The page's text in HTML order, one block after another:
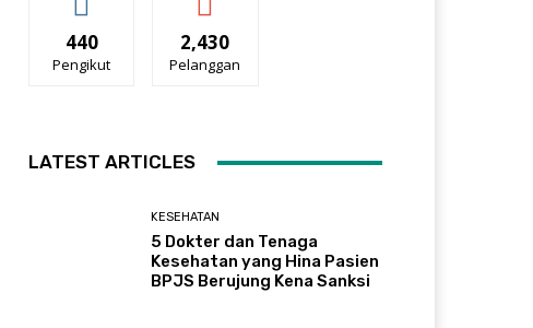
440
Pengikut
2,430
Pelanggan
LATEST ARTICLES
KESEHATAN
5 Dokter dan Tenaga
Kesehatan yang Hina Pasien
BPJS Berujung Kena Sanksi